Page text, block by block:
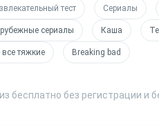
тест Сериалы
сериалы Каша
все тяжкие Breaking bad
бесплатно без регистрации и